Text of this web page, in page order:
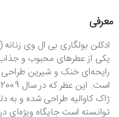
معرفی
یکی از عطرهای محبوب و جذاب
رایحه‌ای خنک و شیرین
ژاک کاوالیه طراحی شده و به
توانسته است جایگاه ویژه‌ای